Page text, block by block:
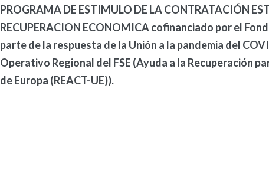
PROGRAMA DE ESTIMULO DE LA CONTRATACIÓN
RECUPERACION ECONOMICA cofinanciado por el
parte de la respuesta de la Unión a la pandemia del
Operativo Regional del FSE (Ayuda a la Recuperación
de Europa (REACT-UE)).